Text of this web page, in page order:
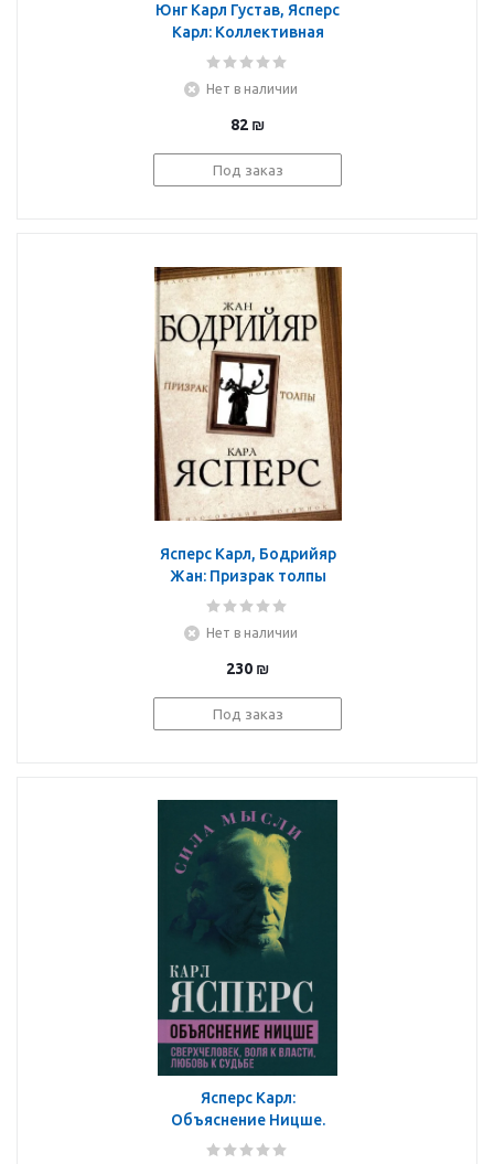
Юнг Карл Густав, Ясперс
Карл: Коллективная
вина. Как жили немцы
Нет в наличии
82 ₪
Под заказ
Ясперс Карл, Бодрийяр
Жан: Призрак толпы
Нет в наличии
230 ₪
Под заказ
Ясперс Карл:
Объяснение Ницше.
Сверхчеловек, воля к